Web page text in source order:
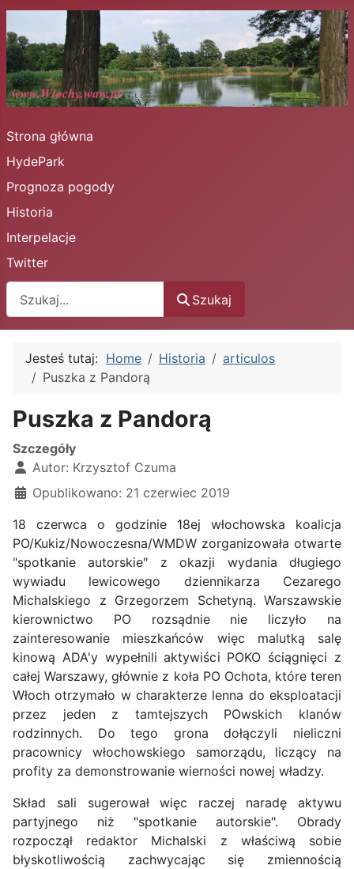
Strona główna
HydePark
Prognoza pogody
Historia
Interpelacje
Twitter
Szukaj
Jesteś tutaj: Home Historia
articulos
Puszka z Pandorą
Puszka z Pandorą
Szczegóły
Autor: Krzysztof Czuma
Opublikowano: 21 czerwiec 2019
18 czerwca o godzinie 18ej włochowska koalicja
PO/Kukiz/Nowoczesna/WMDW zorganizowała otwarte
"spotkanie autorskie" z okazji wydania długiego
wywiadu lewicowego dziennikarza Cezarego
Michalskiego z Grzegorzem Schetyną. Warszawskie
kierownictwo PO rozsądnie nie liczyło na
zainteresowanie mieszkańców więc malutką salę
kinową ADA'y wypełnili aktywiści POKO ściągnięci z
całej Warszawy, głównie z koła PO Ochota, które teren
Włoch otrzymało w charakterze lenna do eksploatacji
przez jeden z tamtejszych POwskich klanów
rodzinnych. Do tego grona dołączyli nieliczni
pracownicy włochowskiego samorządu, liczący na
profity za demonstrowanie wierności nowej władzy.
Skład sali sugerował więc raczej naradę aktywu
partyjnego niż "spotkanie autorskie". Obrady
rozpoczął redaktor Michalski z właściwą sobie
błyskotliwością zachwycając się zmiennością